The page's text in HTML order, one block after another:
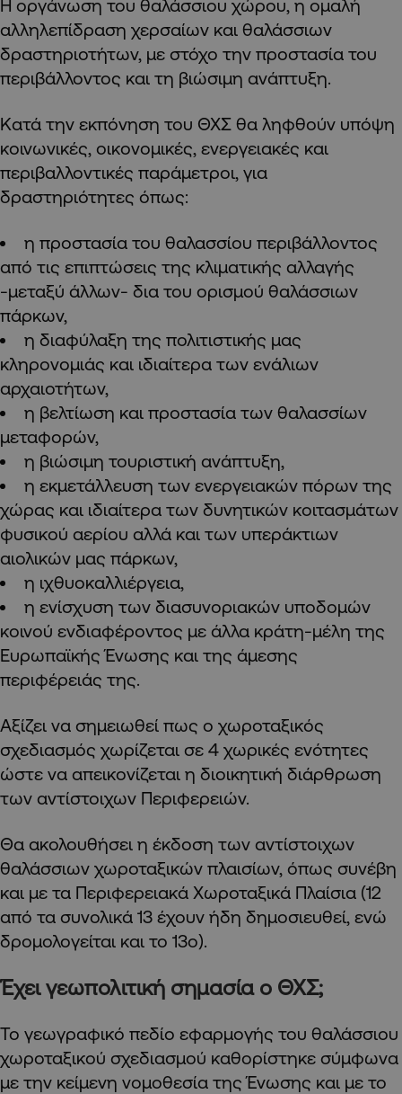
Η οργάνωση του θαλάσσιου χώρου, η ομαλή
αλληλεπίδραση χερσαίων και θαλάσσιων
δραστηριοτήτων, με στόχο την προστασία του
περιβάλλοντος και τη βιώσιμη ανάπτυξη.
Κατά την εκπόνηση του ΘΧΣ θα ληφθούν υπόψη
κοινωνικές, οικονομικές, ενεργειακές και
περιβαλλοντικές παράμετροι, για
δραστηριότητες όπως:
η προστασία του θαλασσίου περιβάλλοντος
από τις επιπτώσεις της κλιματικής αλλαγής
-μεταξύ άλλων- δια του ορισμού θαλάσσιων
πάρκων,
η διαφύλαξη της πολιτιστικής μας
κληρονομιάς και ιδιαίτερα των ενάλιων
αρχαιοτήτων,
η βελτίωση και προστασία των θαλασσίων
μεταφορών,
η βιώσιμη τουριστική ανάπτυξη,
η εκμετάλλευση των ενεργειακών πόρων της
χώρας και ιδιαίτερα των δυνητικών κοιτασμάτων
φυσικού αερίου αλλά και των υπεράκτιων
αιολικών μας πάρκων,
η ιχθυοκαλλιέργεια,
η ενίσχυση των διασυνοριακών υποδομών
κοινού ενδιαφέροντος με άλλα κράτη-μέλη της
Ευρωπαϊκής Ένωσης και της άμεσης
περιφέρειάς της.
Αξίζει να σημειωθεί πως ο χωροταξικός
σχεδιασμός χωρίζεται σε 4 χωρικές ενότητες
ώστε να απεικονίζεται η διοικητική διάρθρωση
των αντίστοιχων Περιφερειών.
Θα ακολουθήσει η έκδοση των αντίστοιχων
θαλάσσιων χωροταξικών πλαισίων, όπως συνέβη
και με τα Περιφερειακά Χωροταξικά Πλαίσια (12
από τα συνολικά 13 έχουν ήδη δημοσιευθεί, ενώ
δρομολογείται και το 13ο).
Έχει γεωπολιτική σημασία ο ΘΧΣ;
Το γεωγραφικό πεδίο εφαρμογής του θαλάσσιου
χωροταξικού σχεδιασμού καθορίστηκε σύμφωνα
με την κείμενη νομοθεσία της Ένωσης και με το